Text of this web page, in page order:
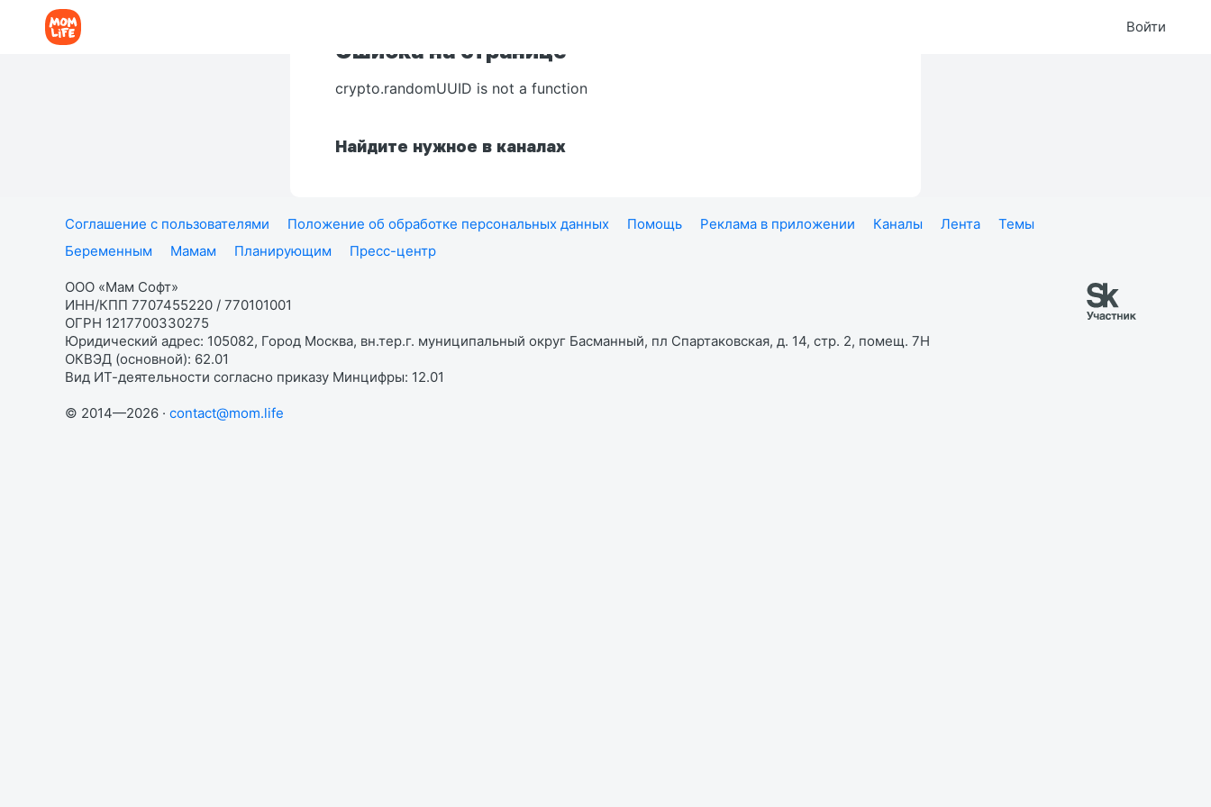
Войти
Ошибка на странице
crypto.randomUUID is not a function
Найдите нужное в каналах
Соглашение с пользователями Положение об обработке персональных данных Помощь Реклама в приложении Каналы Лента
Темы
Беременным
Мамам Планирующим Пресс-центр
ООО «Мам Софт»
ИНН/КПП 7707455220 / 770101001
ОГРН 1217700330275
Юридический адрес: 105082, Город Москва, вн.тер.г. муниципальный округ Басманный, пл Спартаковская, д. 14, стр. 2, помещ. 7Н
ОКВЭД (основной): 62.01
Вид ИТ-деятельности согласно приказу Минцифры: 12.01
© 2014—2026 · contact@mom.life